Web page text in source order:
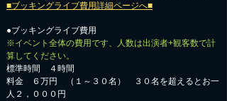
■ブッキングライブ費用詳細ページへ■
●ブッキングライブ費用
※イベント全体の費用です、人数は出演者+観客数で計
算してください。
標準時間 ４時間
料金 ６万円 （１～３０名） ３０名を超えるとお一
人２，０００円